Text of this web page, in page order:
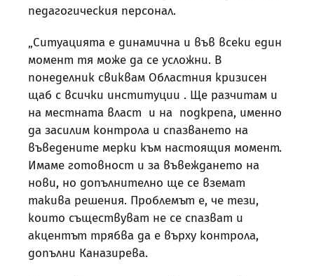
педагогическия персонал.
„Ситуацията е динамична и във всеки един
момент тя може да се усложни. В
понеделник свиквам Областния кризисен
щаб с всички институции . Ще разчитам и
на местната власт и на подкрепа, именно
да засилим контрола и спазването на
въведените мерки към настоящия момент.
Имаме готовност и за въвеждането на
нови, но допълнително ще се вземат
такива решения. Проблемът е, че тези,
които съществуват не се спазват и
акцентът трябва да е върху контрола,
допълни Каназирева.